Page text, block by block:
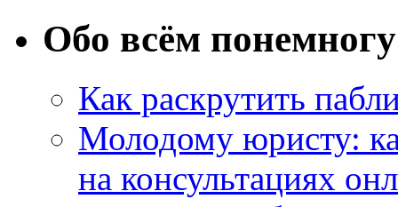
Обо всём понемногу
Как раскрутить
Молодому юристу:
на консультациях